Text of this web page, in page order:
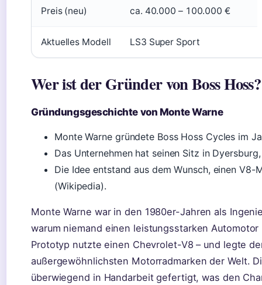
Preis (neu) ca. 40.000 – 100.000 €
Aktuelles Modell LS3 Super Sport
Wer ist der Gründer von Boss Hoss?
Gründungsgeschichte von Monte Warne
Monte Warne gründete Boss Hoss Cycles im
Das Unternehmen hat seinen Sitz in
Die Idee entstand aus dem Wunsch, einen
(Wikipedia).
Monte Warne war in den 1980er-Jahren als
warum niemand einen leistungsstarken
Prototyp nutzte einen Chevrolet-V8 – und legte
außergewöhnlichsten Motorradmarken der Welt.
überwiegend in Handarbeit gefertigt, was den